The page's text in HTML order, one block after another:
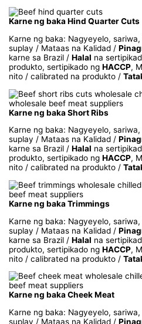
Karne ng baka Hind Quarter Cuts
Karne ng baka: Nagyeyelo,
suplay / Mataas na Kalidad /
karne sa Brazil /Halal na
produkto, sertipikado ngHACCP,
nito / calibrated na produkto /
Karne ng baka Short Ribs
Karne ng baka: Nagyeyelo,
suplay / Mataas na Kalidad /
karne sa Brazil /Halal na
produkto, sertipikado ngHACCP,
nito / calibrated na produkto /
Karne ng baka Trimmings
Karne ng baka: Nagyeyelo,
suplay / Mataas na Kalidad /
karne sa Brazil /Halal na
produkto, sertipikado ngHACCP,
nito / calibrated na produkto /
Karne ng baka Cheek Meat
Karne ng baka: Nagyeyelo,
suplay / Mataas na Kalidad /